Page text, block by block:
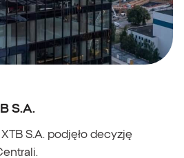
S.A.
S.A. podjęło decyzję